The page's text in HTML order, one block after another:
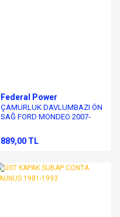
Federal Power
ÇAMURLUK DAVLUMBAZI ÖN
SAĞ FORD MONDEO 2007-
889,00 TL